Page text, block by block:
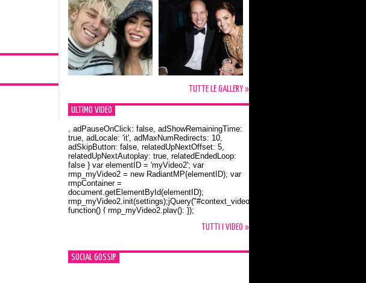
TUTTE LE GALLERY »
ULTIMO VIDEO
Orlando Bloom e la t-shirt dedicata a Flynn
, adPauseOnClick: false, adShowRemainingTime:
true, adLocale: 'it', adMaxNumRedirects: 10,
adSkipButton: false, relatedUpNextOffset: 5,
relatedUpNextAutoplay: true, relatedEndedLoop:
false } var elementID = 'myVideo2'; var
rmp_myVideo2 = new RadiantMP(elementID); var
rmpContainer =
document.getElementById(elementID);
rmp_myVideo2.init(settings);jQuery("#context_video2").one("mouseover",
function() { rmp_myVideo2.play(); });
TUTTI I VIDEO »
SOCIAL GOSSIP